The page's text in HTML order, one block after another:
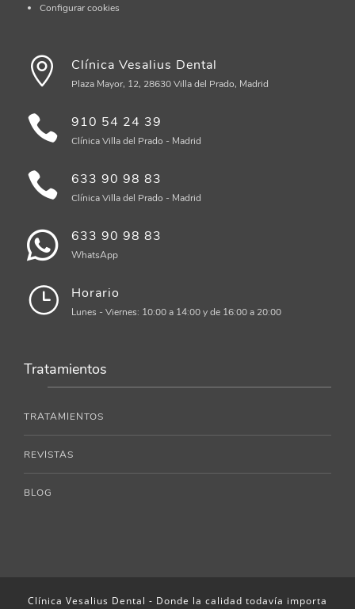
Configurar cookies
Clínica Vesalius Dental
Plaza Mayor, 12, 28630 Villa del Prado, Madrid
910 54 24 39
Clínica Villa del Prado - Madrid
633 90 98 83
Clínica Villa del Prado - Madrid
633 90 98 83
WhatsApp
Horario
Lunes - Viernes: 10:00 a 14:00 y de 16:00 a 20:00
Tratamientos
TRATAMIENTOS
REVISTAS
BLOG
Clínica Vesalius Dental - Donde la calidad todavía importa